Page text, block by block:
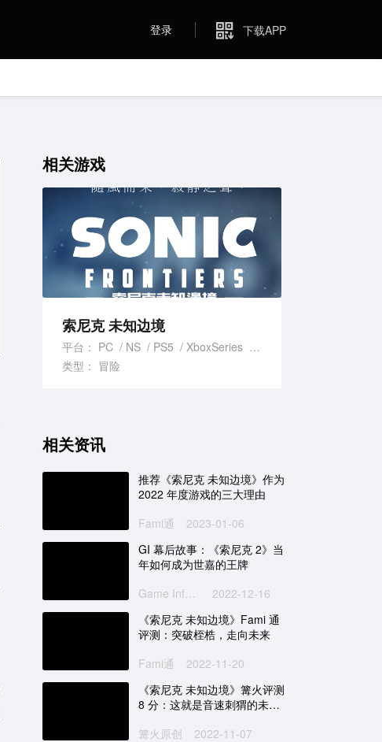
登录 下载APP
相关资讯
推荐《索尼克 未知边境》作为
2022 年度游戏的三大理由
Fami通
2023-01-06
GI 幕后故事：《索尼克 2》当
年如何成为世嘉的王牌
2022-12-16
《索尼克 未知边境》Fami 通
评测：突破桎梏，走向未来
Fami通
2022-11-20
《索尼克 未知边境》篝火评测
8 分：这就是音速刺猬的未
篝火原创
2022-11-07
相关游戏
索尼克 未知边境
平台： PC NS PS5 XboxSeries PS4
类型： 冒险